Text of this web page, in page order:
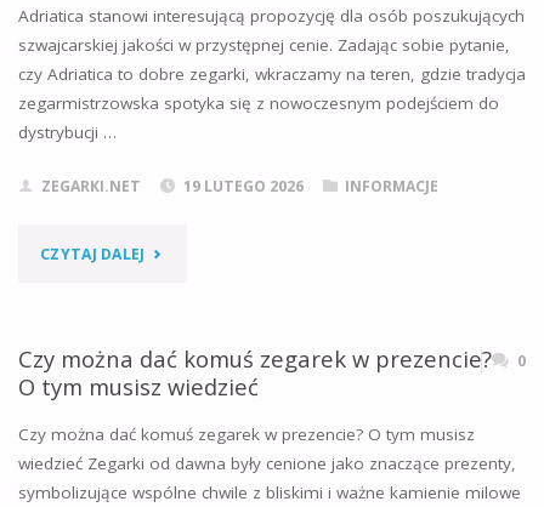
ZŁ
WYBRAĆ
W
Adriatica stanowi interesującą propozycję dla osób poszukujących
szwajcarskiej jakości w przystępnej cenie. Zadając sobie pytanie,
czy Adriatica to dobre zegarki, wkraczamy na teren, gdzie tradycja
zegarmistrzowska spotyka się z nowoczesnym podejściem do
dystrybucji …
ZEGARKI.NET 19 LUTEGO 2026 INFORMACJE
CZYTAJ DALEJ "CZY
TO
DOBRE
ZEGARKI?
OPINIE
Czy można dać komuś zegarek w prezencie?
O tym musisz wiedzieć
0
Czy można dać komuś zegarek w prezencie? O tym musisz
wiedzieć Zegarki od dawna były cenione jako znaczące prezenty,
symbolizujące wspólne chwile z bliskimi i ważne kamienie milowe